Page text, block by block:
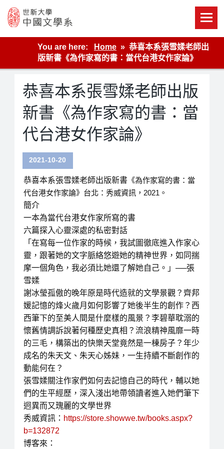
content
世新大學教學單位的網站
You are here:
Home
恭喜本系張雪媃老師出
版新書《為作家寫的書：當代台港女作家論》
恭喜本系張雪媃老師出版
新書《為作家寫的書：當
代台港女作家論》
2021-10-20
恭喜本系張雪媃老師出版新書《為作家寫的書：當
代台港女作家論》 台北：秀威資訊，2021。
簡介
一本為當代台港女作家所寫的書
六篇探入心靈深處的私密對話
「在寫每一位作家的時候，我試圖徹底進入作家心
靈，跟著她的文字脈絡悠遊她的精神世界，如同揣
摩一個角色，我必須比她還了解她自己。」──張
雪媃
謝冰瑩孤傲的晚年原是時代造就的文學景觀？齊邦
媛記憶的烽火歲月如何影響了她後半生的創作？西
西筆下的至美人間是什麼樣的風景？李碧華耽溺的
懷舊情調訴說著何種歷史真相？流浪精神風靡一時
的三毛，構築出的快樂天堂竟然是一棟房子？年少
成名的朱天文、朱天心姊妹，一生持續不斷創作的
動能何在？
張雪媃關注作家們如何去記憶自己的時代，輔以她
們的生平經歷，深入淺出地帶領讀者進入她們筆下
迥異而又瑰麗的文學世界
秀威資訊： https://store.showwe.tw/books.aspx?
b=132872
博客來：